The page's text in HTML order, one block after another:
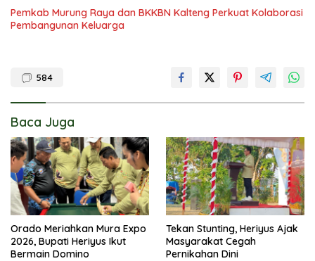
Pemkab Murung Raya dan BKKBN Kalteng Perkuat Kolaborasi
Pembangunan Keluarga
584
Baca Juga
Orado Meriahkan Mura Expo
2026, Bupati Heriyus Ikut
Bermain Domino
Tekan Stunting, Heriyus Ajak
Masyarakat Cegah
Pernikahan Dini